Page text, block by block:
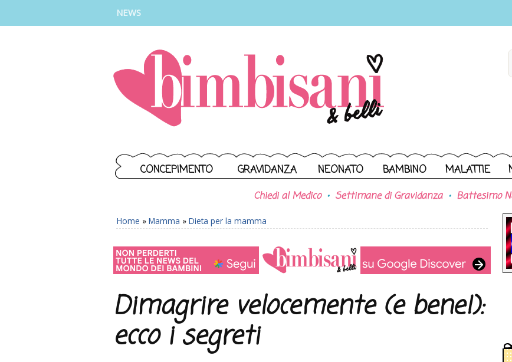
NEWS
CONCEPIMENTO GRAVIDANZA NEONATO BAMBINO MALATTIE
Chiedi al Medico Settimane di Gravidanza Battesimo
Home » Mamma » Dieta per la mamma
Dimagrire velocemente (e bene!):
ecco i segreti